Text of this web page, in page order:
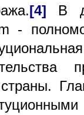
[4] В
-